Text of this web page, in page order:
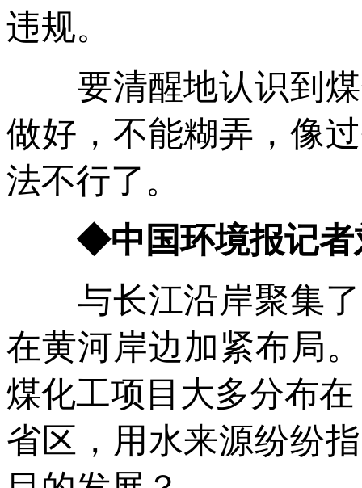
违规。
要清醒地认识到煤
做好，不能糊弄，像
法不行了。
◆中国环境报记者
与长江沿岸聚集了
在黄河岸边加紧布局
煤化工项目大多分布
省区，用水来源纷纷